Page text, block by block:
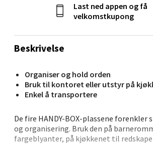
Beskrivelse
Organiser og hold orden
Bruk til kontoret eller utstyr på
Enkel å transportere
De fire HANDY-BOX-plassene forenkler
og organisering. Bruk den på
fargeblyanter, på kjøkkenet til
Last ned appen og få
velkomstkupong
Bergen - Oasen Senter
Folke Bernadottes vei 52, 5147
0 i butikk